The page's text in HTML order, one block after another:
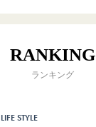
RANKING
ランキング
LIFE STYLE